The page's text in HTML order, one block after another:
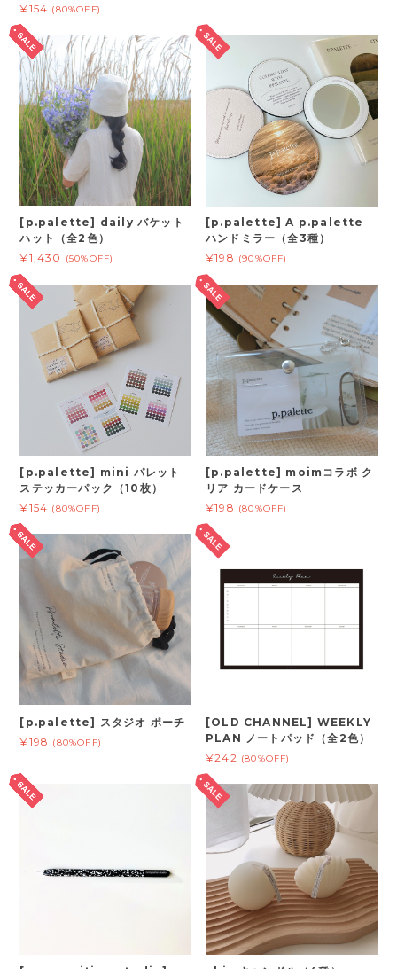
¥154 (80%OFF)
[p.palette] daily バケット
ハット（全2色）
¥1,430
(50%OFF)
[p.palette] A p.palette
ハンドミラー（全3種）
¥198 (90%OFF)
[p.palette] mini パレット
ステッカーパック（10枚）
¥154 (80%OFF)
[p.palette] moimコラボ ク
リア カードケース
¥198 (80%OFF)
[p.palette] スタジオ ポーチ
¥198 (80%OFF)
[OLD CHANNEL] WEEKLY
PLAN ノートパッド（全2色）
¥242 (80%OFF)